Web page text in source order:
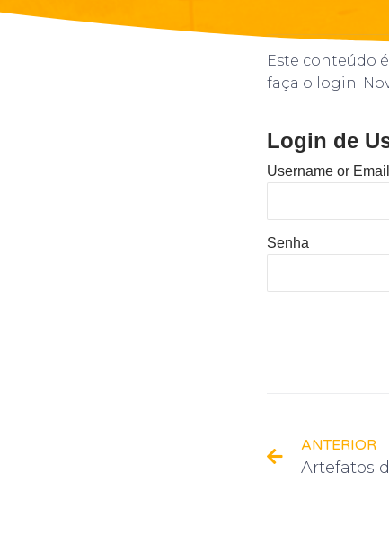
Este conteúdo
faça o login.
Login de
Username or Email
Senha
ANTERIOR
Artefatos